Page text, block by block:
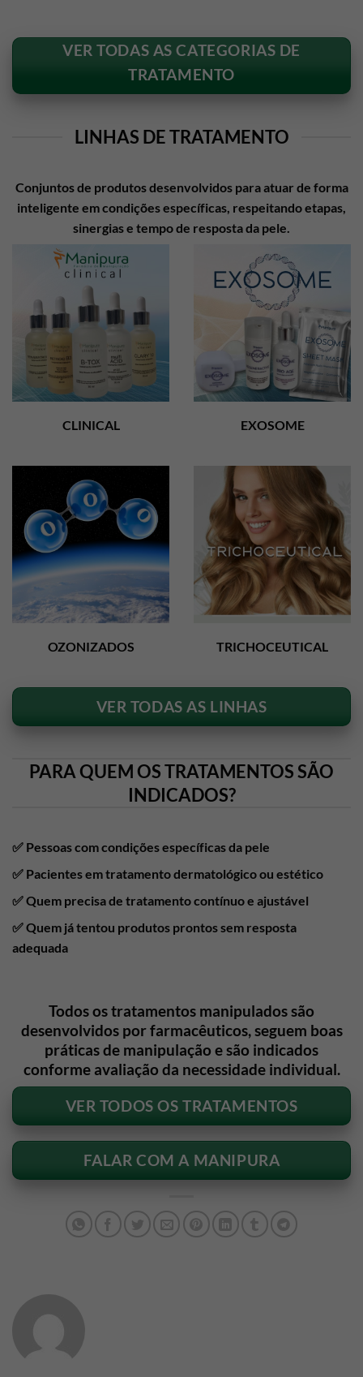
VER TODAS AS CATEGORIAS DE
TRATAMENTO
LINHAS DE TRATAMENTO
Conjuntos de produtos desenvolvidos para atuar de forma
inteligente em condições específicas, respeitando etapas,
sinergias e tempo de resposta da pele.
CLINICAL EXOSOME
OZONIZADOS TRICHOCEUTICAL
VER TODAS AS LINHAS
PARA QUEM OS TRATAMENTOS SÃO
INDICADOS?
✅ Pessoas com condições específicas da pele
✅ Pacientes em tratamento dermatológico ou estético
✅Quem precisa de tratamento contínuo e ajustável
✅Quem já tentou produtos prontos sem resposta
adequada
Todos os tratamentos manipulados são
desenvolvidos por farmacêuticos, seguem boas
práticas de manipulação e são indicados
conforme avaliação da necessidade individual.
VER TODOS OS TRATAMENTOS
FALAR COM A MANIPURA